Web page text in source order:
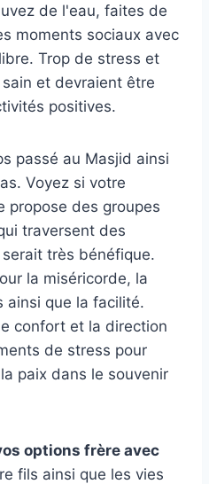
de l'eau, faites de
moments sociaux avec
Trop de stress et
et devraient être
positives.
passé au Masjid ainsi
Voyez si votre
propose des groupes
traversent des
très bénéfique.
la miséricorde, la
ainsi que la facilité.
confort et la direction
de stress pour
paix dans le souvenir
options frère avec
fils ainsi que les vies